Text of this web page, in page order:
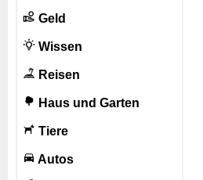
Geld
Wissen
Reisen
Haus und Garten
Tiere
Autos